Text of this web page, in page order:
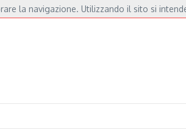
d’amore per De André e Fossati Fulminacci a
la navigazione. Utilizzando il sito si